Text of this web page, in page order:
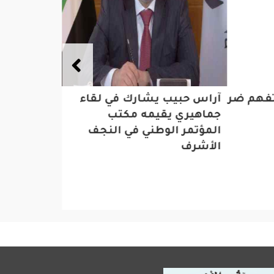
ضرورة التسوية الوطنية
آراس حبيب يشارك في لقاء
جماهيري يقيمه مكتب
المؤتمر الوطني في النجف
الأشرف